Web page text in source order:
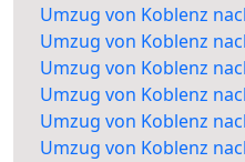
Umzug von Koblenz
Umzug von Koblenz
Umzug von Koblenz
Umzug von Koblenz
Umzug von Koblenz
Umzug von Koblenz